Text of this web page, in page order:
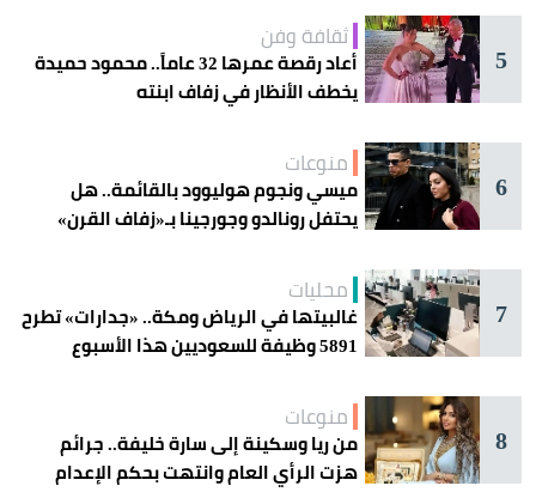
5
ثقافة وفن
أعاد رقصة عمرها 32 عاماً.. محمود حميدة
يخطف الأنظار في زفاف ابنته
6
منوعات
ميسي ونجوم هوليوود بالقائمة.. هل
يحتفل رونالدو وجورجينا بـ«زفاف القرن»
7
محليات
غالبيتها في الرياض ومكة.. «جدارات» تطرح
5891 وظيفة للسعوديين هذا الأسبوع
8
منوعات
من ريا وسكينة إلى سارة خليفة.. جرائم
هزت الرأي العام وانتهت بحكم الإعدام